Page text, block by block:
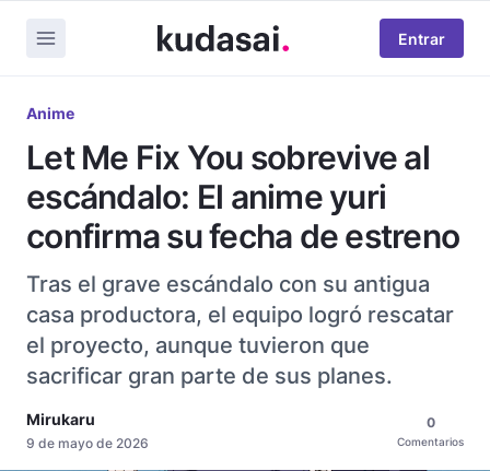
Entrar
Anime
Let Me Fix You sobrevive al
escándalo: El anime yuri
confirma su fecha de estreno
Tras el grave escándalo con su antigua
casa productora, el equipo logró rescatar
el proyecto, aunque tuvieron que
sacrificar gran parte de sus planes.
Mirukaru
9 de mayo de 2026
0
Comentarios